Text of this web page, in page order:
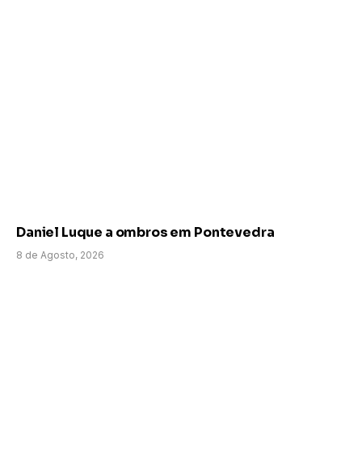
Daniel Luque a ombros em Pontevedra
8 de Agosto, 2026